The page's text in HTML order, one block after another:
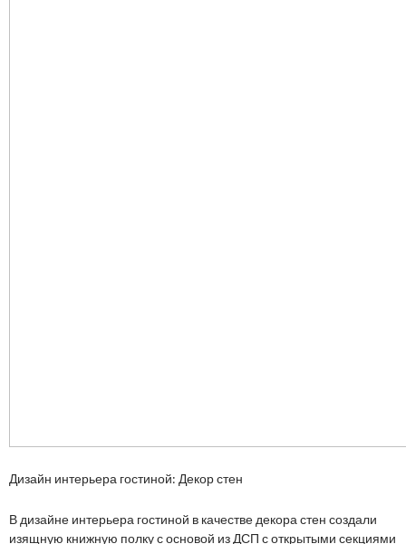
Дизайн интерьера гостиной: Декор стен
В дизайне интерьера гостиной в качестве декора стен создали
изящную книжную полку с основой из ДСП с открытыми секциями